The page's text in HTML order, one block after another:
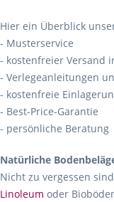
Hier ein Überblick
- Musterservice
- kostenfreier Versand
- Verlegeanleitungen
- kostenfreie
- Best-Price-Garantie
- persönliche Beratung
Natürliche
Nicht zu vergessen
Linoleum oder